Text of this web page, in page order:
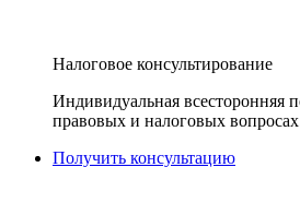
Налоговое консультирование
Индивидуальная всесторонняя
правовых и налоговых
Получить консультацию